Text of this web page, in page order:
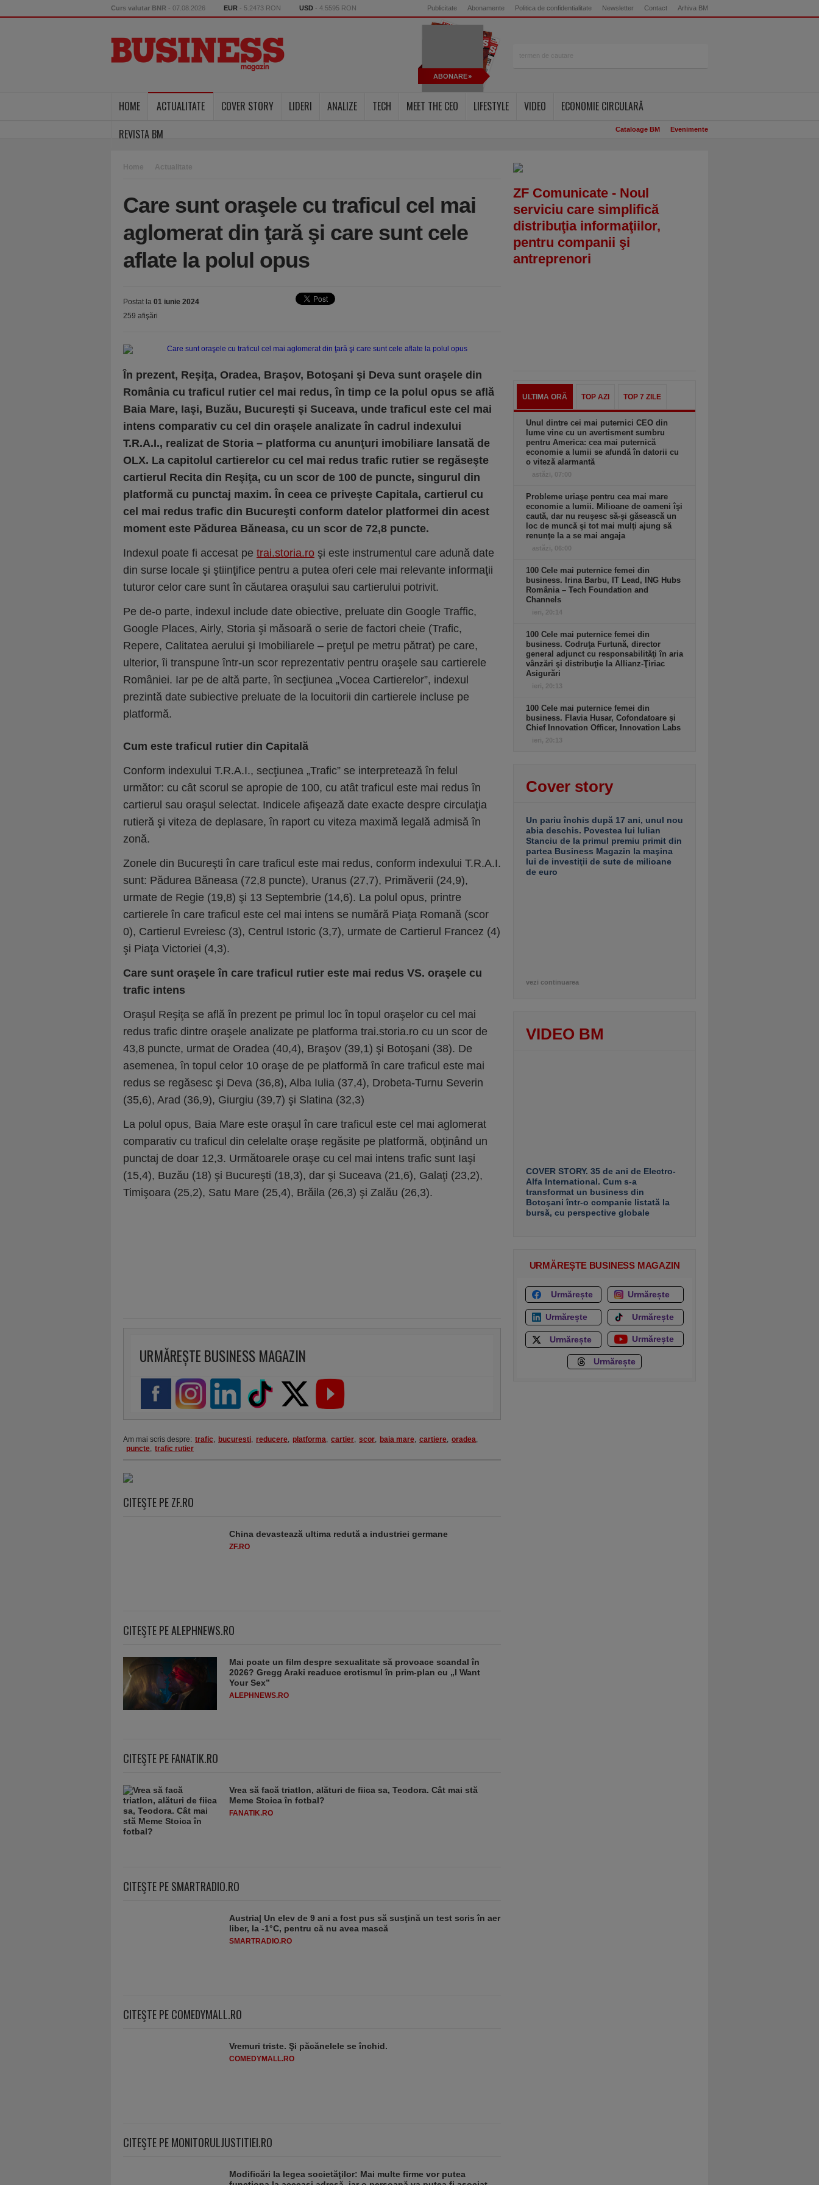
Curs valutar BNR - 07.08.2026 EUR - 5.2473 RON USD - 4.5595 RON Publicitate Abonamente Politica de confidentialitate Newsletter Contact Arhiva BM
ABONARE
HOME ACTUALITATE COVER STORY LIDERI ANALIZE TECH MEET THE CEO LIFESTYLE VIDEO
ECONOMIE CIRCULARĂ
REVISTA BM
Cataloage BM Evenimente
Home Actualitate
Care sunt oraşele cu traficul cel mai
aglomerat din ţară şi care sunt cele
aflate la polul opus
Postat la 01 iunie 2024
259 afişări
În prezent, Reşiţa, Oradea, Braşov, Botoşani şi Deva sunt oraşele din
România cu traficul rutier cel mai redus, în timp ce la polul opus se află
Baia Mare, Iaşi, Buzău, Bucureşti şi Suceava, unde traficul este cel mai
intens comparativ cu cel din oraşele analizate în cadrul indexului
T.R.A.I., realizat de Storia – platforma cu anunţuri imobiliare lansată de
OLX. La capitolul cartierelor cu cel mai redus trafic rutier se regăseşte
cartierul Recita din Reşiţa, cu un scor de 100 de puncte, singurul din
platformă cu punctaj maxim. În ceea ce priveşte Capitala, cartierul cu
cel mai redus trafic din Bucureşti conform datelor platformei din acest
moment este Pădurea Băneasa, cu un scor de 72,8 puncte.
Indexul poate fi accesat pe trai.storia.ro şi este instrumentul care adună date
din surse locale şi ştiinţifice pentru a putea oferi cele mai relevante informaţii
tuturor celor care sunt în căutarea oraşului sau cartierului potrivit.
Pe de-o parte, indexul include date obiective, preluate din Google Traffic,
Google Places, Airly, Storia şi măsoară o serie de factori cheie (Trafic,
Repere, Calitatea aerului şi Imobiliarele – preţul pe metru pătrat) pe care,
ulterior, îi transpune într-un scor reprezentativ pentru oraşele sau cartierele
României. Iar pe de altă parte, în secţiunea „Vocea Cartierelor”, indexul
prezintă date subiective preluate de la locuitorii din cartierele incluse pe
platformă.
Cum este traficul rutier din Capitală
Conform indexului T.R.A.I., secţiunea „Trafic” se interpretează în felul
următor: cu cât scorul se apropie de 100, cu atât traficul este mai redus în
cartierul sau oraşul selectat. Indicele afişează date exacte despre circulaţia
rutieră şi viteza de deplasare, în raport cu viteza maximă legală admisă în
zonă.
Zonele din Bucureşti în care traficul este mai redus, conform indexului T.R.A.I.
sunt: Pădurea Băneasa (72,8 puncte), Uranus (27,7), Primăverii (24,9),
urmate de Regie (19,8) şi 13 Septembrie (14,6). La polul opus, printre
cartierele în care traficul este cel mai intens se numără Piaţa Romană (scor
0), Cartierul Evreiesc (3), Centrul Istoric (3,7), urmate de Cartierul Francez (4)
şi Piaţa Victoriei (4,3).
Care sunt oraşele în care traficul rutier este mai redus VS. oraşele cu
trafic intens
Oraşul Reşiţa se află în prezent pe primul loc în topul oraşelor cu cel mai
redus trafic dintre oraşele analizate pe platforma trai.storia.ro cu un scor de
43,8 puncte, urmat de Oradea (40,4), Braşov (39,1) şi Botoşani (38). De
asemenea, în topul celor 10 oraşe de pe platformă în care traficul este mai
redus se regăsesc şi Deva (36,8), Alba Iulia (37,4), Drobeta-Turnu Severin
(35,6), Arad (36,9), Giurgiu (39,7) şi Slatina (32,3)
La polul opus, Baia Mare este oraşul în care traficul este cel mai aglomerat
comparativ cu traficul din celelalte oraşe regăsite pe platformă, obţinând un
punctaj de doar 12,3. Următoarele oraşe cu cel mai intens trafic sunt Iaşi
(15,4), Buzău (18) şi Bucureşti (18,3), dar şi Suceava (21,6), Galaţi (23,2),
Timişoara (25,2), Satu Mare (25,4), Brăila (26,3) şi Zalău (26,3).
URMĂREȘTE BUSINESS MAGAZIN
Am mai scris despre: trafic, bucuresti, reducere, platforma, cartier, scor, baia mare, cartiere, oradea,
puncte, trafic rutier
CITEŞTE PE ZF.RO
China devastează ultima redută a industriei germane
ZF.RO
CITEŞTE PE ALEPHNEWS.RO
Mai poate un film despre sexualitate să provoace scandal în
2026? Gregg Araki readuce erotismul în prim-plan cu „I Want
Your Sex”
ALEPHNEWS.RO
CITEŞTE PE FANATIK.RO
Vrea să facă triatlon, alături de fiica sa, Teodora. Cât mai stă
Meme Stoica în fotbal?
FANATIK.RO
CITEŞTE PE SMARTRADIO.RO
Austria| Un elev de 9 ani a fost pus să susţină un test scris în aer
liber, la -1°C, pentru că nu avea mască
SMARTRADIO.RO
CITEŞTE PE COMEDYMALL.RO
Vremuri triste. Şi păcănelele se închid.
COMEDYMALL.RO
CITEŞTE PE MONITORULJUSTITIEI.RO
Modificări la legea societăţilor: Mai multe firme vor putea
ZF Comunicate - Noul
serviciu care simplifică
distribuţia informaţiilor,
pentru companii şi
antreprenori
ULTIMA ORĂ TOP AZI TOP 7 ZILE
Unul dintre cei mai puternici CEO din
lume vine cu un avertisment sumbru
pentru America: cea mai puternică
economie a lumii se afundă în datorii cu
o viteză alarmantă
astăzi, 07:00
Probleme uriaşe pentru cea mai mare
economie a lumii. Milioane de oameni îşi
caută, dar nu reuşesc să-şi găsească un
loc de muncă şi tot mai mulţi ajung să
renunţe la a se mai angaja
astăzi, 06:00
100 Cele mai puternice femei din
business. Irina Barbu, IT Lead, ING Hubs
România – Tech Foundation and
Channels
ieri, 20:14
100 Cele mai puternice femei din
business. Codruţa Furtună, director
general adjunct cu responsabilităţi în aria
vânzări şi distribuţie la Allianz-Ţiriac
Asigurări
ieri, 20:13
100 Cele mai puternice femei din
business. Flavia Husar, Cofondatoare şi
Chief Innovation Officer, Innovation Labs
ieri, 20:13
Cover story
Un pariu închis după 17 ani, unul nou
abia deschis. Povestea lui Iulian
Stanciu de la primul premiu primit din
partea Business Magazin la maşina
lui de investiţii de sute de milioane
de euro
vezi continuarea
VIDEO BM
COVER STORY. 35 de ani de Electro-
Alfa International. Cum s-a
transformat un business din
Botoşani într-o companie listată la
bursă, cu perspective globale
URMĂREȘTE BUSINESS MAGAZIN
Urmărește Urmărește
Urmărește Urmărește
Urmărește Urmărește
Urmărește